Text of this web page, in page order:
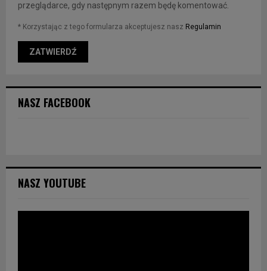
przeglądarce, gdy następnym razem będę komentować.
* Korzystając z tego formularza akceptujesz nasz Regulamin
NASZ FACEBOOK
NASZ YOUTUBE